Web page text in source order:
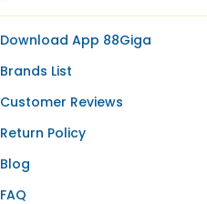
Download App 88Giga
Brands List
Customer Reviews
Return Policy
Blog
FAQ